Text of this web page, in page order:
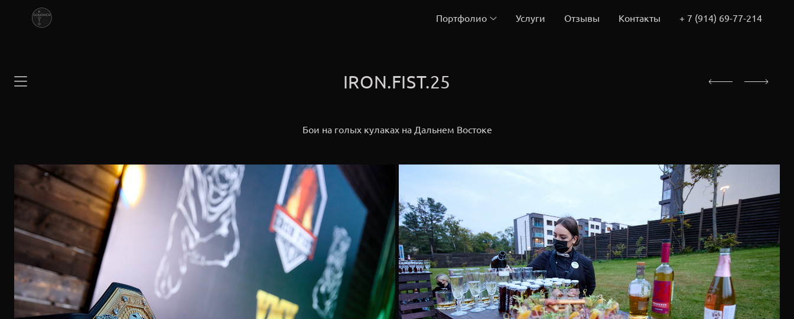
Портфолио Услуги Отзывы Контакты + 7 (914) 69-77-214
IRON.FIST.25
Бои на голых кулаках на Дальнем Востоке